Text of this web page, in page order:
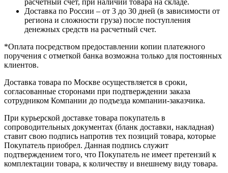
Доставка по России – от 3 до 30 дней (в зависимости от
региона и сложности груза) после поступления
денежных средств на расчетный счет.
*Оплата посредством предоставлении копии платежного
поручения с отметкой банка возможна только для постоянных
клиентов.
Доставка товара по Москве осуществляется в сроки,
согласованные сторонами при подтверждении заказа
сотрудником Компании до подъезда компании-заказчика.
При курьерской доставке товара покупатель в
сопроводительных документах (бланк доставки, накладная)
ставит свою подпись напротив тех позиций товара, которые
Покупатель приобрел. Данная подпись служит
подтверждением того, что Покупатель не имеет претензий к
комплектации товара, к количеству и внешнему виду товара.